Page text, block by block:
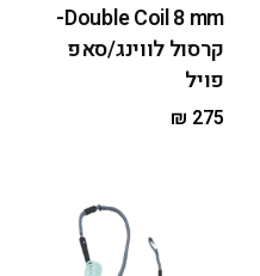
Double Coil 8 mm-
קרסול לווינג/סאפ
פויל
₪ 275